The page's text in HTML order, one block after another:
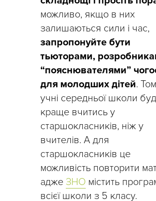
можливо, якщо в них
залишаються сили і час,
запропонуйте бути
тьюторами,
“пояснювателями”
для молодших дітей.
учні середньої школи
краще вчитись у
старшокласників, ніж у
вчителів. А для
старшокласників це
можливість повторити
адже ЗНО містить
всієї школи з 5 класу.